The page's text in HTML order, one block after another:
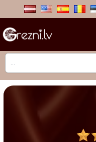
Meklēt